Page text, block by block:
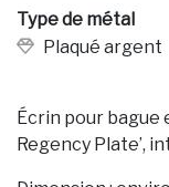
Type de métal
Plaqué argent
Écrin pour bague
Regency Plate’,